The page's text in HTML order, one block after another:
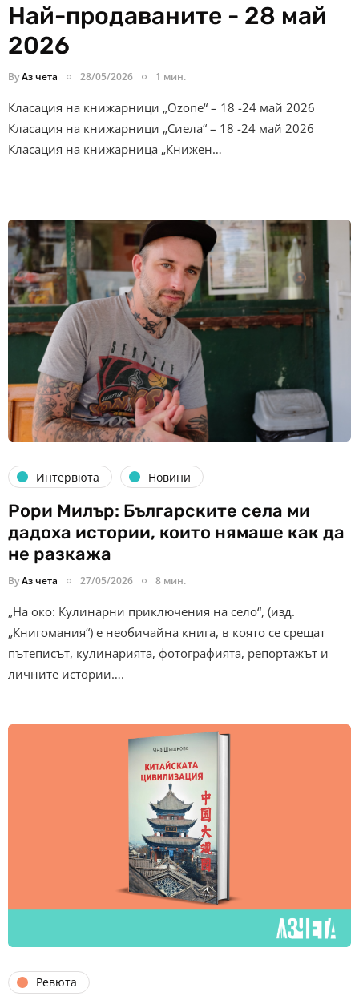
Най-продаваните - 28 май
2026
ByАз чета 28/05/2026 1 мин.
Класация на книжарници „Ozone“ – 18 -24 май 2026
Класация на книжарници „Сиела“ – 18 -24 май 2026
Класация на книжарница „Книжен…
Интервюта Новини
Рори Милър: Българските села ми
дадоха истории, които нямаше как да
не разкажа
ByАз чета 27/05/2026 8 мин.
„На око: Кулинарни приключения на село“, (изд.
„Книгомания“) е необичайна книга, в която се срещат
пътеписът, кулинарията, фотографията, репортажът и
личните истории….
Ревюта